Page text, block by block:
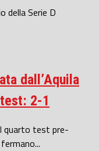
della Serie D
dall’Aquila
2-1
quarto test pre-